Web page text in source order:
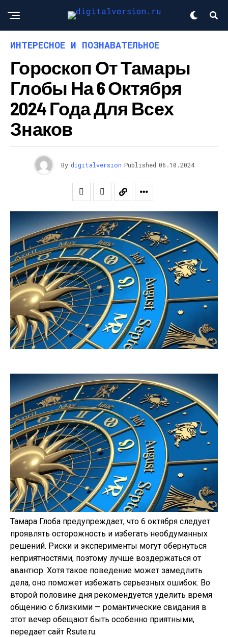
ИНТЕРЕСНОЕ И ПОЗНАВАТЕЛЬНОЕ
Гороскоп От Тамары
Глобы На 6 Октября
2024 Года Для Всех
Знаков
By digitalversion Published 06.10.2024
Тамара Глоба предупреждает, что 6 октября следует
проявлять осторожность и избегать необдуманных
решений. Риски и эксперименты могут обернуться
неприятностями, поэтому лучше воздержаться от
авантюр. Хотя такое поведение может замедлить
дела, оно поможет избежать серьезных ошибок. Во
второй половине дня рекомендуется уделить время
общению с близкими — романтические свидания в
этот вечер обещают быть особенно приятными,
передает сайт Rsute.ru.